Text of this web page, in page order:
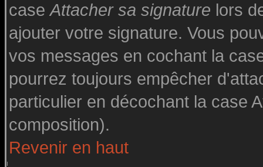
caseAttacher sa signature lors
ajouter votre signature. Vous
vos messages en cochant la
pourrez toujours empêcher
particulier en décochant la case
composition).
Revenir en haut